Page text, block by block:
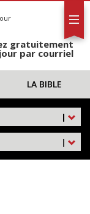
gratuitement
par courriel
LA BIBLE
|
|